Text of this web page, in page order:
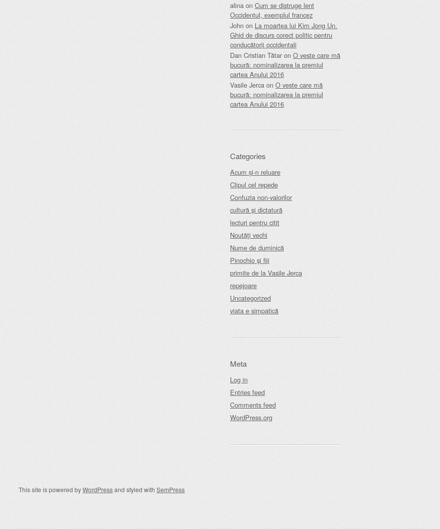
alina on Cum se distruge lent
Occidentul, exemplul francez
John on La moartea lui Kim Jong Un.
Ghid de discurs corect politic pentru
conducătorii occidentali
Dan Cristian Tătar on O veste care mă
bucură: nominalizarea la premiul
cartea Anului 2016
Vasile Jerca on O veste care mă
bucură: nominalizarea la premiul
cartea Anului 2016
Categories
Acum și-n reluare
Clipul cel repede
Confuzia non-valorilor
cultură şi dictatură
lecturi pentru citit
Noutăţi vechi
Nume de duminică
Pinochio şi fiii
primite de la Vasile Jerca
repejoare
Uncategorized
viata e simpatică
Meta
Log in
Entries feed
Comments feed
WordPress.org
This site is powered byWordPressand styled with SemPress